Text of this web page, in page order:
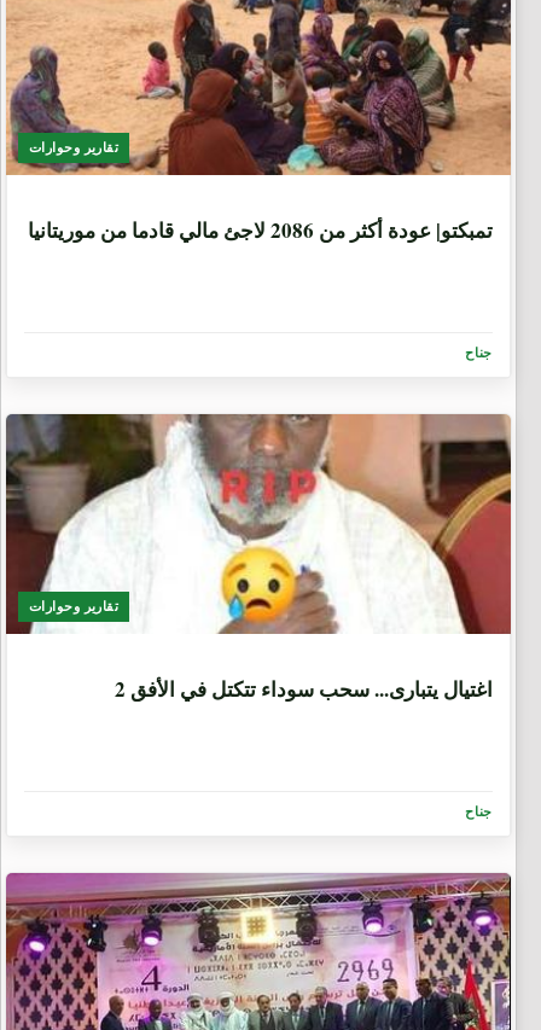
تقارير وحوارات
تمبكتو| عودة أكثر من 2086 لاجئ مالي قادما من موريتانيا
جناح
تقارير وحوارات
2 اغتيال يتبارى... سحب سوداء تتكتل في الأفق
جناح